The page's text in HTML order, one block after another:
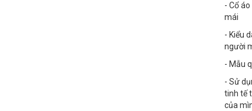
- Cổ
mái
- Kiểu
người
- Mẫu
- Sử
tinh tế
của